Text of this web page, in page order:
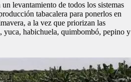
levantamiento de todos los sistemas
tabacalera para ponerlos en
a la vez que priorizan las
yuca, habichuela, quimbombó, pepino y